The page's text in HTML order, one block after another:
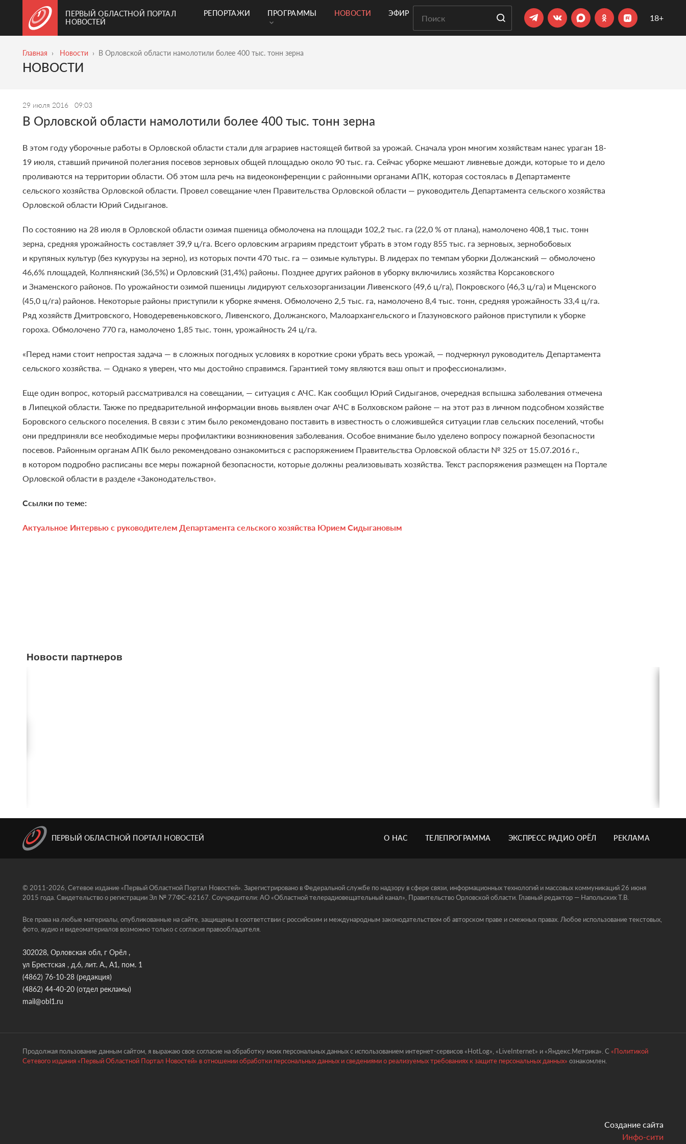
ПЕРВЫЙ ОБЛАСТНОЙ ПОРТАЛ
НОВОСТЕЙ
РЕПОРТАЖИ ПРОГРАММЫ НОВОСТИ ЭФИР 18+
Главная Новости В Орловской области намолотили более 400 тыс. тонн зерна
НОВОСТИ
29 июля 2016 09:03
В Орловской области намолотили более 400 тыс. тонн зерна
В этом году уборочные работы в Орловской области стали для аграриев настоящей битвой за урожай. Сначала урон многим хозяйствам нанес ураган 18-
19 июля, ставший причиной полегания посевов зерновых общей площадью около 90 тыс. га. Сейчас уборке мешают ливневые дожди, которые то и дело
проливаются на территории области.Об этом шла речь на видеоконференции с районными органами АПК, которая состоялась в Департаменте
сельского хозяйства Орловской области. Провел совещание член Правительства Орловской области — руководитель Департамента сельского хозяйства
Орловской области Юрий Сидыганов.
По состоянию на 28 июля в Орловской области озимая пшеница обмолочена на площади 102,2 тыс. га (22,0 % от плана), намолочено408,1 тыс. тонн
зерна, средняя урожайность составляет 39,9 ц/га. Всего орловским аграриям предстоит убрать в этом году 855 тыс. га зерновых, зернобобовых
и крупяных культур (без кукурузы на зерно), из которых почти 470 тыс. га — озимые культуры. В лидерах по темпам уборки Должанский — обмолочено
46,6% площадей, Колпнянский (36,5%) и Орловский (31,4%) районы. Позднее других районов в уборку включились хозяйства Корсаковского
и Знаменского районов. По урожайности озимой пшеницы лидируют сельхозорганизации Ливенского (49,6 ц/га), Покровского (46,3 ц/га) и Мценского
(45,0 ц/га) районов. Некоторые районы приступили к уборке ячменя. Обмолочено 2,5 тыс. га, намолочено 8,4 тыс. тонн, средняя урожайность 33,4 ц/га.
Ряд хозяйств Дмитровского, Новодеревеньковского, Ливенского, Должанского, Малоархангельского и Глазуновского районов приступили к уборке
гороха. Обмолочено 770 га, намолочено 1,85 тыс. тонн, урожайность 24 ц/га.
«Перед нами стоит непростая задача — в сложных погодных условиях в короткие сроки убрать весь урожай, — подчеркнул руководитель Департамента
сельского хозяйства. — Однако я уверен, что мы достойно справимся. Гарантией тому являются ваш опыт и профессионализм».
Еще один вопрос, который рассматривался на совещании, — ситуация с АЧС. Как сообщил Юрий Сидыганов, очередная вспышка заболевания отмечена
в Липецкой области. Также по предварительной информации вновь выявлен очаг АЧС в Болховском районе — на этот раз в личном подсобном хозяйстве
Боровского сельского поселения. В связи с этим было рекомендовано поставить в известность о сложившейся ситуации глав сельских поселений, чтобы
они предприняли все необходимые меры профилактики возникновения заболевания.Особое внимание было уделено вопросу пожарной безопасности
посевов. Районным органам АПК было рекомендовано ознакомиться с распоряжением Правительства Орловской области № 325 от 15.07.2016 г.,
в котором подробно расписаны все меры пожарной безопасности, которые должны реализовывать хозяйства. Текст распоряжения размещен на Портале
Орловской области в разделе «Законодательство».
Ссылки по теме:
Актуальное Интервью с руководителем Департамента сельского хозяйства Юрием Сидыгановым
Новости партнеров
ПЕРВЫЙ ОБЛАСТНОЙ ПОРТАЛ НОВОСТЕЙ О НАС ТЕЛЕПРОГРАММА ЭКСПРЕСС РАДИО ОРЁЛ РЕКЛАМА
© 2011-2026, Сетевое издание «Первый Областной Портал Новостей». Зарегистрировано в Федеральной службе по надзору в сфере связи, информационных технологий и массовых коммуникаций 26 июня
2015 года. Свидетельство о регистрации Эл № 77ФС-62167. Соучредители: АО «Областной телерадиовещательный канал», Правительство Орловской области. Главный редактор — Напольских Т.В.
Все права на любые материалы, опубликованные на сайте, защищены в соответствии с российским и международным законодательством об авторском праве и смежных правах. Любое использование текстовых,
фото, аудио и видеоматериалов возможно только с согласия правообладателя.
302028, Орловская обл, г Орёл ,
ул Брестская , д.6, лит. А., А1, пом. 1
(4862) 76-10-28 (редакция)
(4862) 44-40-20 (отдел рекламы)
mail@obl1.ru
Продолжая пользование данным сайтом, я выражаю свое согласие на обработку моих персональных данных с использованием интернет-сервисов «HotLog», «LiveInternet» и «Яндекс.Метрика». С«Политикой
Сетевого издания «Первый Областной Портал Новостей» в отношении обработки персональных данных и сведениями о реализуемых требованиях к защите персональных данных»ознакомлен.
Создание сайта
Инфо-сити